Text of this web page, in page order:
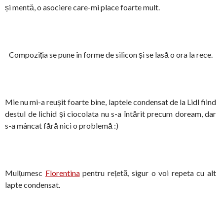
și mentă, o asociere care-mi place foarte mult.
Compoziția se pune în forme de silicon și se lasă o ora la rece.
Mie nu mi-a reușit foarte bine, laptele condensat de la Lidl fiind
destul de lichid și ciocolata nu s-a întărit precum doream, dar
s-a mâncat fără nici o problemă :)
Mulțumesc Florentinapentru rețetă, sigur o voi repeta cu alt
lapte condensat.